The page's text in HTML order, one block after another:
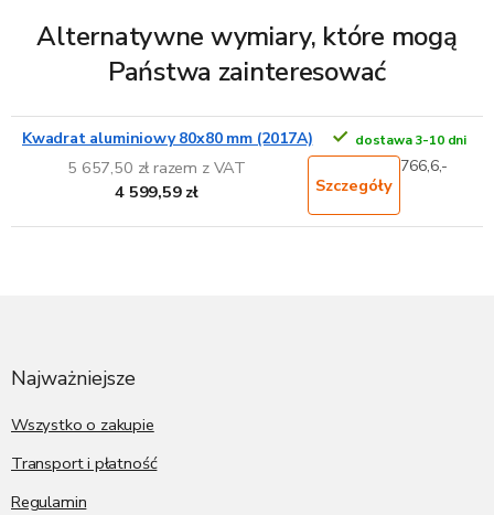
Alternatywne wymiary, które mogą
Państwa zainteresować
Kwadrat aluminiowy 80x80 mm (2017A) dostawa 3-10 dni
5 657,50 zł razem z VAT
4 599,59 zł
Szczegóły
766,6,-
Najważniejsze
Wszystko o zakupie
Transport i płatność
Regulamin